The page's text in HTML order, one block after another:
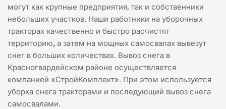
могут как крупные предприятия, так и собственники
небольших участков. Наши работники на уборочных
тракторах качественно и быстро расчистят
территорию, а затем на мощных самосвалах вывезут
снег в больших количествах. Вывоз снега в
Красногвардейском районе осуществляется
компанией «СтройКомплект». При этом используется
уборка снега тракторами и последующий вывоз снега
самосвалами.